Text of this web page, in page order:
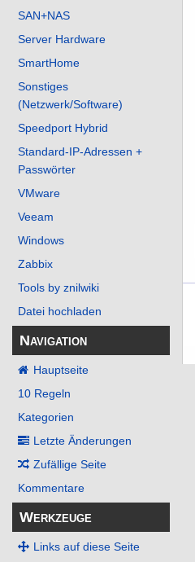
SAN+NAS
Server Hardware
SmartHome
Sonstiges
(Netzwerk/Software)
Speedport Hybrid
Standard-IP-Adressen +
Passwörter
VMware
Veeam
Windows
Zabbix
Tools by znilwiki
Datei hochladen
Navigation
Hauptseite
10 Regeln
Kategorien
Letzte Änderungen
Zufällige Seite
Kommentare
Werkzeuge
Links auf diese Seite